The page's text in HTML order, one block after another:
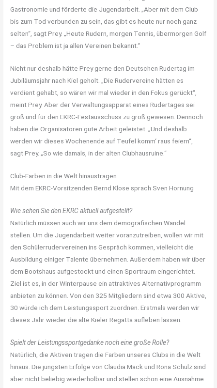
Gastronomie und förderte die Jugendarbeit. „Aber mit dem Club
bis zum Tod verbunden zu sein, das gibt es heute nur noch ganz
selten“, sagt Prey. „Heute Rudern, morgen Tennis, übermorgen Golf
– das Problem ist ja allen Vereinen bekannt.“
Nicht nur deshalb hätte Prey gerne den Deutschen Rudertag im
Jubiläumsjahr nach Kiel geholt. „Die Rudervereine hätten es
verdient gehabt, so wären wir mal wieder in den Fokus gerückt“,
meint Prey. Aber der Verwaltungsapparat eines Rudertages sei
groß und für den EKRC-Festausschuss zu groß gewesen. Dennoch
haben die Organisatoren gute Arbeit geleistet. „Und deshalb
werden wir dieses Wochenende auf Teufel komm‘ raus feiern“,
sagt Prey. „So wie damals, in der alten Clubhausruine.“
Club-Farben in die Welt hinaustragen
Mit dem EKRC-Vorsitzenden Bernd Klose sprach Sven Hornung
Wie sehen Sie den EKRC aktuell aufgestellt?
Natürlich müssen auch wir uns dem demografischen Wandel
stellen. Um die Jugendarbeit weiter voranzutreiben, wollen wir mit
den Schülerrudervereinen ins Gespräch kommen, vielleicht die
Ausbildung einiger Talente übernehmen. Außerdem haben wir über
dem Bootshaus aufgestockt und einen Sportraum eingerichtet.
Ziel ist es, in der Winterpause ein attraktives Alternativprogramm
anbieten zu können. Von den 325 Mitgliedern sind etwa 300 Aktive,
30 würde ich dem Leistungssport zuordnen. Erstmals werden wir
dieses Jahr wieder die alte Kieler Regatta aufleben lassen.
Spielt der Leistungssportgedanke noch eine große Rolle?
Natürlich, die Aktiven tragen die Farben unseres Clubs in die Welt
hinaus. Die jüngsten Erfolge von Claudia Mack und Rona Schulz sind
aber nicht beliebig wiederholbar und stellen schon eine Ausnahme